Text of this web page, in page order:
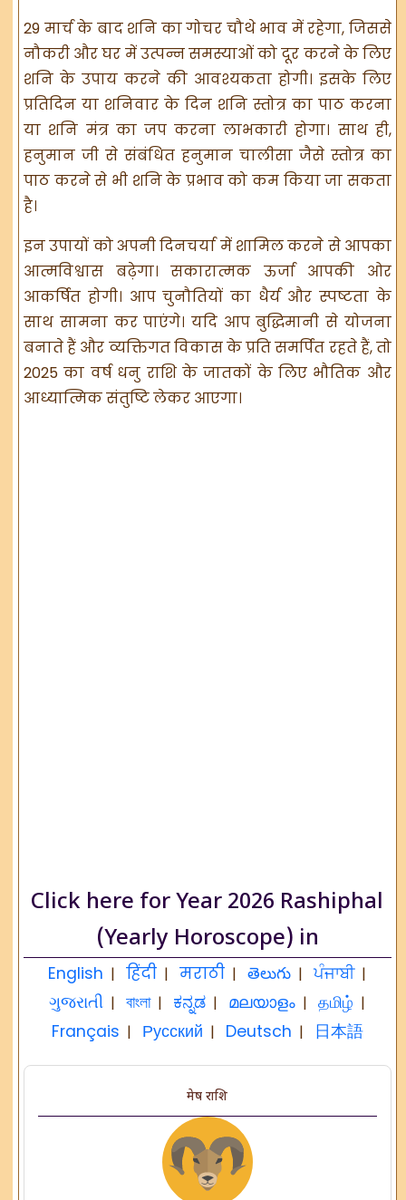
29 मार्च के बाद शनि का गोचर चौथे भाव में रहेगा, जिससे
नौकरी और घर में उत्पन्न समस्याओं को दूर करने के लिए
शनि के उपाय करने की आवश्यकता होगी। इसके लिए
प्रतिदिन या शनिवार के दिन शनि स्तोत्र का पाठ करना
या शनि मंत्र का जप करना लाभकारी होगा। साथ ही,
हनुमान जी से संबंधित हनुमान चालीसा जैसे स्तोत्र का
पाठ करने से भी शनि के प्रभाव को कम किया जा सकता
है।
इन उपायों को अपनी दिनचर्या में शामिल करने से आपका
आत्मविश्वास बढ़ेगा। सकारात्मक ऊर्जा आपकी ओर
आकर्षित होगी। आप चुनौतियों का धैर्य और स्पष्टता के
साथ सामना कर पाएंगे। यदि आप बुद्धिमानी से योजना
बनाते हैं और व्यक्तिगत विकास के प्रति समर्पित रहते हैं, तो
2025 का वर्ष धनु राशि के जातकों के लिए भौतिक और
आध्यात्मिक संतुष्टि लेकर आएगा।
Click here for Year 2026 Rashiphal
(Yearly Horoscope) in
English | हिंदी | मराठी | తెలుగు | ਪੰਜਾਬੀ |
ગુજરાતી | বাংলা | ಕನ್ನಡ | മലയാളം | தமிழ் |
Français | Русский | Deutsch | 日本語
मेष राशि